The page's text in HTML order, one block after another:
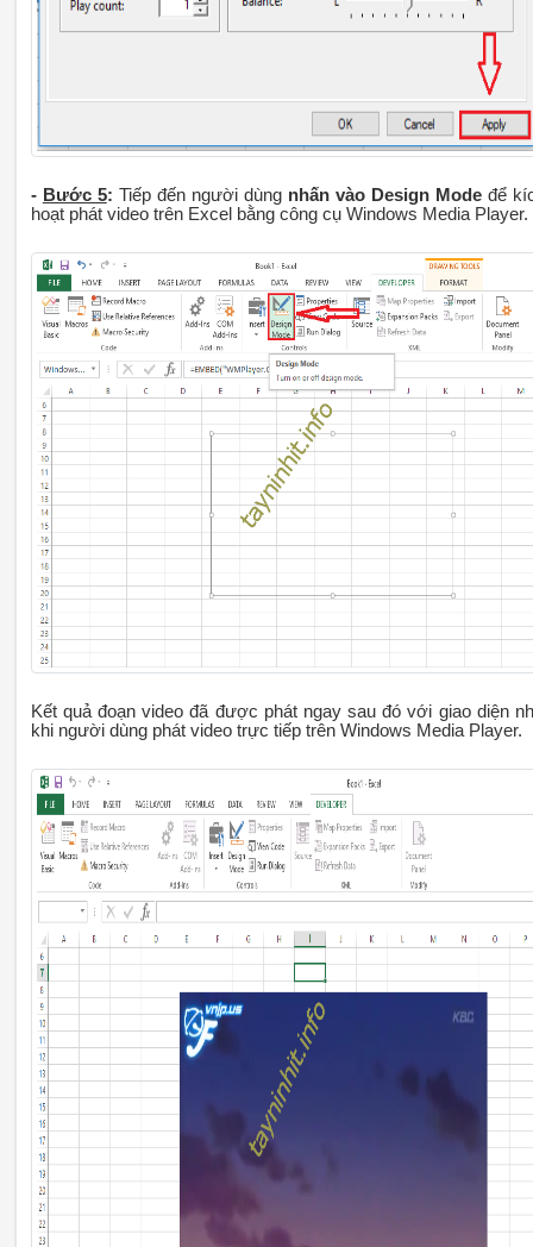
- Bước 5: Tiếp đến người dùng nhấn vào Design Modeđể
hoạt phát video trên Excel bằng công cụ Windows Media Player.
Kết quả đoạn video đã được phát ngay sau đó với giao diện
khi người dùng phát video trực tiếp trên Windows Media Player.